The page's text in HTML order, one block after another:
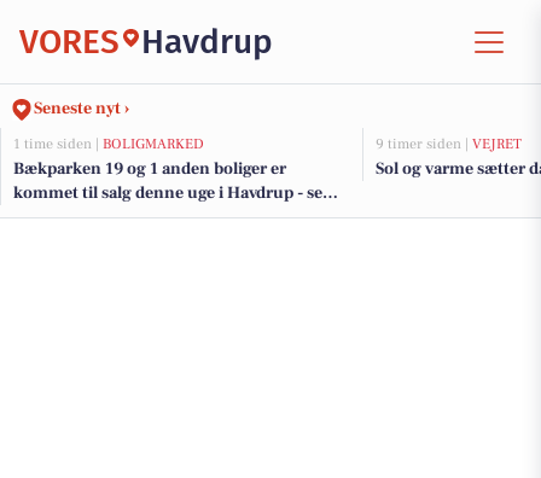
VORES Havdrup
Seneste nyt ›
1 time siden | BOLIGMARKED
Bækparken 19 og 1 anden boliger er
kommet til salg denne uge i Havdrup - se
boligerne her.
9 timer siden | VEJRET
Sol og varme sætter